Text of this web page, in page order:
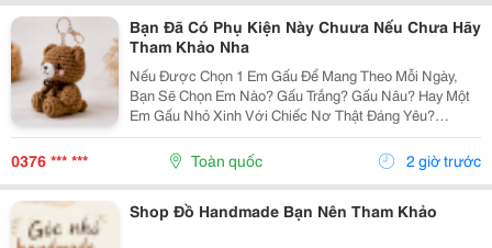
Bạn Đã Có Phụ Kiện Này Chuưa Nếu Chưa Hãy
Tham Khảo Nha
Nếu Được Chọn 1 Em Gấu Để Mang Theo Mỗi Ngày,
Bạn Sẽ Chọn Em Nào? Gấu Trắng? Gấu Nâu? Hay Một
Em Gấu Nhỏ Xinh Với Chiếc Nơ Thật Đáng Yêu?
Những Chiếc Móc Khóa Gấu Bông Không Chỉ Là Phụ
Kiện Treo Túi Mà Còn Là Một Cách Để Bạn Thêm Chút
Cá Tính Vào...
0376 *** *** Toàn quốc 2 giờ trước
Shop Đồ Handmade Bạn Nên Tham Khảo